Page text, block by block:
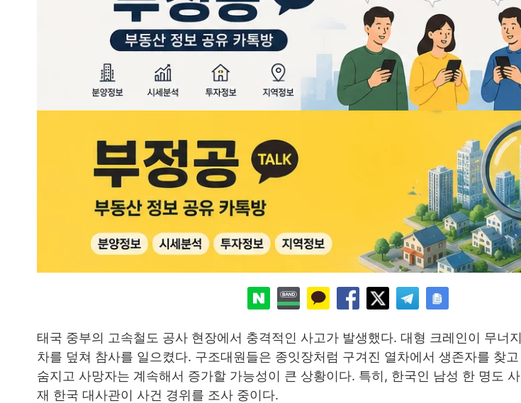
태국 중부의 고속철도 공사 현장에서 충격적인 사고가 발생했다. 대형 크레인이 무너
차를 덮쳐 참사를 일으켰다. 구조대원들은 종잇장처럼 구겨진 열차에서 생존자를 찾
숨지고 사망자는 계속해서 증가할 가능성이 큰 상황이다. 특히, 한국인 남성 한 명도
재 한국 대사관이 사건 경위를 조사 중이다.